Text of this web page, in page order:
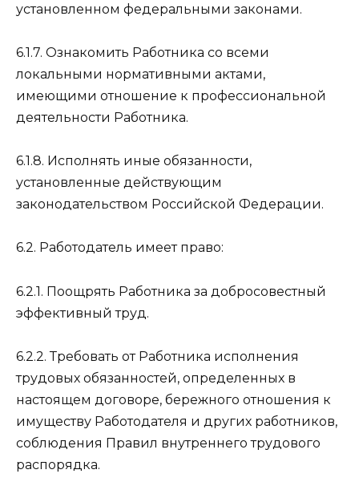
установленном федеральными законами.
6.1.7. Ознакомить Работника со всеми
локальными нормативными актами,
имеющими отношение к профессиональной
деятельности Работника.
6.1.8. Исполнять иные обязанности,
установленные действующим
законодательством Российской Федерации.
6.2. Работодатель имеет право:
6.2.1. Поощрять Работника за добросовестный
эффективный труд.
6.2.2. Требовать от Работника исполнения
трудовых обязанностей, определенных в
настоящем договоре, бережного отношения к
имуществу Работодателя и других работников,
соблюдения Правил внутреннего трудового
распорядка.